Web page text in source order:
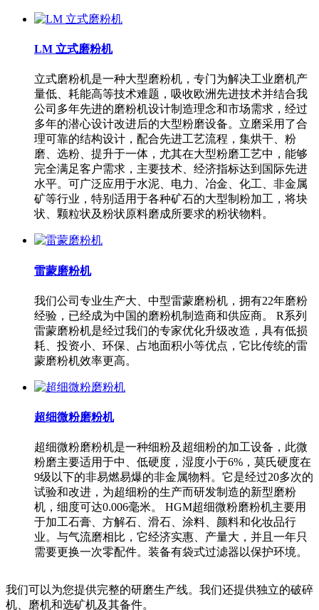
LM 立式磨粉机
立式磨粉机是一种大型磨粉机，专门为解决工业磨机产
量低、耗能高等技术难题，吸收欧洲先进技术并结合我
公司多年先进的磨粉机设计制造理念和市场需求，经过
多年的潜心设计改进后的大型粉磨设备。立磨采用了合
理可靠的结构设计，配合先进工艺流程，集烘干、粉
磨、选粉、提升于一体，尤其在大型粉磨工艺中，能够
完全满足客户需求，主要技术、经济指标达到国际先进
水平。可广泛应用于水泥、电力、冶金、化工、非金属
矿等行业，特别适用于各种矿石的大型制粉加工，将块
状、颗粒状及粉状原料磨成所要求的粉状物料。
雷蒙磨粉机
我们公司专业生产大、中型雷蒙磨粉机，拥有22年磨粉
经验，已经成为中国的磨粉机制造商和供应商。 R系列
雷蒙磨粉机是经过我们的专家优化升级改造，具有低损
耗、投资小、环保、占地面积小等优点，它比传统的雷
蒙磨粉机效率更高。
超细微粉磨粉机
超细微粉磨粉机是一种细粉及超细粉的加工设备，此微
粉磨主要适用于中、低硬度，湿度小于6%，莫氏硬度在
9级以下的非易燃易爆的非金属物料。它是经过20多次的
试验和改进，为超细粉的生产而研发制造的新型磨粉
机，细度可达0.006毫米。 HGM超细微粉磨粉机主要用
于加工石膏、方解石、滑石、涂料、颜料和化妆品行
业。与气流磨相比，它经济实惠、产量大，并且一年只
需要更换一次零配件。装备有袋式过滤器以保护环境。
我们可以为您提供完整的研磨生产线。我们还提供独立的破碎
机、磨机和选矿机及其备件。